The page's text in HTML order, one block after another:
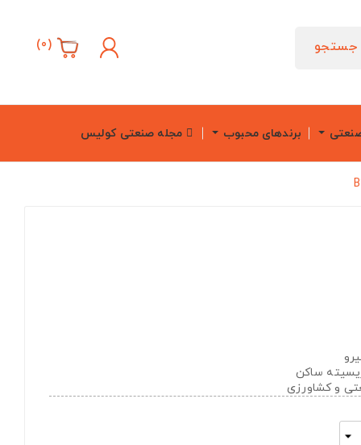
جستجو (
0
)
برندهای محبوب مجله صنعتی کولیس
ساکن
و کشاورزی